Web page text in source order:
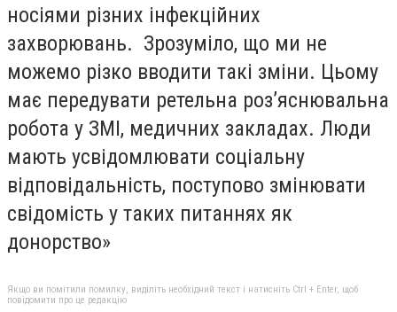
носіями різних інфекційних
захворювань. Зрозуміло, що ми не
можемо різко вводити такі зміни. Цьому
має передувати ретельна роз’яснювальна
робота у ЗМІ, медичних закладах. Люди
мають усвідомлювати соціальну
відповідальність, поступово змінювати
свідомість у таких питаннях як
донорство»
Якщо ви помітили помилку, виділіть необхідний текст і натисніть Ctrl + Enter, щоб
повідомити про це редакцію